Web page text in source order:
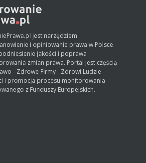
jest narzędziem
i opiniowanie prawa w Polsce.
jakości i poprawa
zmian prawa. Portal jest częścią
- Zdrowe Firmy - Zdrowi Ludzie -
i promocja procesu monitorowania
z Funduszy Europejskich.